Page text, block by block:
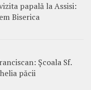
papală la Assisi:
Biserica
Școala Sf.
păcii